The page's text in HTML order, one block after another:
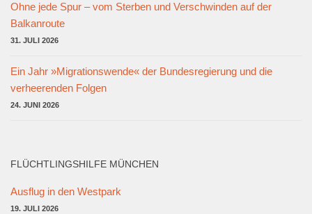
Ohne jede Spur – vom Sterben und Verschwinden auf der
Balkanroute
31. JULI 2026
Ein Jahr »Migrationswende« der Bundesregierung und die
verheerenden Folgen
24. JUNI 2026
FLÜCHTLINGSHILFE MÜNCHEN
Ausflug in den Westpark
19. JULI 2026